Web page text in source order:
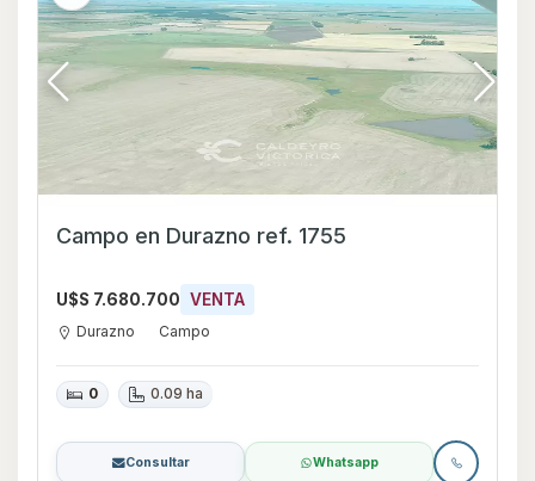
Campo en Durazno ref. 1755
U$S 7.680.700 VENTA
Durazno Campo
0 0.09 ha
Consultar Whatsapp